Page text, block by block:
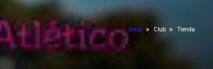
Inicio Club Tienda